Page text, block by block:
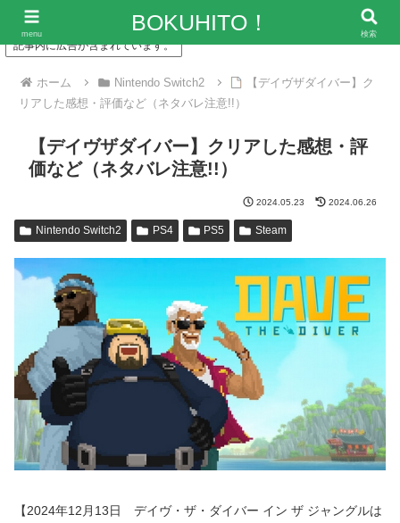
記事内に広告が含まれています。
ホーム Nintendo Switch2
【デイヴザダイバー】ク
リアした感想・評価など（ネタバレ注意!!）
【デイヴザダイバー】クリアした感想・評
価など（ネタバレ注意!!）
2024.05.23 2024.06.26
Nintendo Switch2 PS4 PS5 Steam
【2024年12月13日 デイヴ・ザ・ダイバー イン ザ ジャングルは
menu BOKUHITO！ 検索